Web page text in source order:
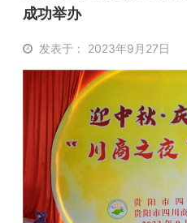
成功举办
发表于： 2023年9月27日